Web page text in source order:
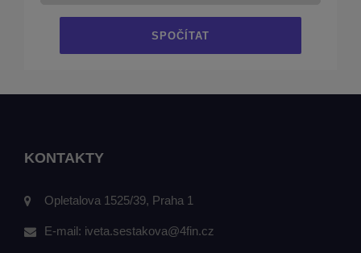
SPOČÍTAT
KONTAKTY
Opletalova 1525/39, Praha 1
E-mail: iveta.sestakova@4fin.cz